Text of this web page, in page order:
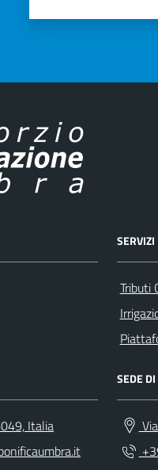
Italia
SERVIZI
Tributi
SEDE